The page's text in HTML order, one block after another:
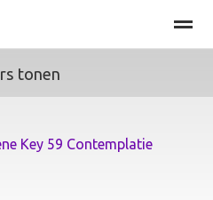
Nieuws Zoeken
tonen
Key 59 Contemplatie